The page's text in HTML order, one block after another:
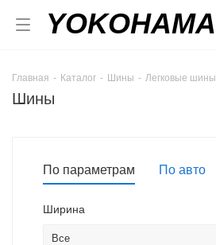
YOKOHAMA
Главная - Каталог - Шины - Легковые шины
Шины
По параметрам По авто
Ширина
Все